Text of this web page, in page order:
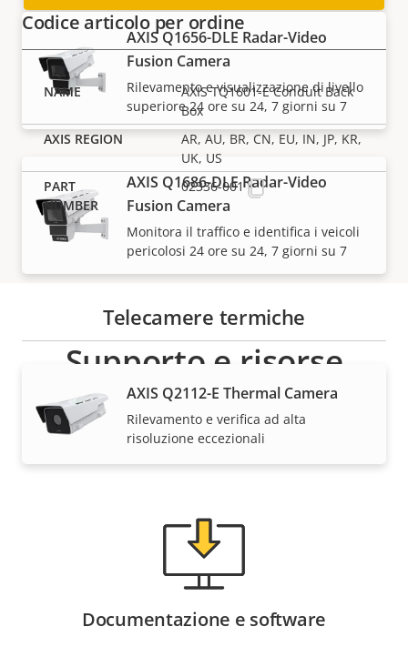
AXIS Q1656-DLE Radar-Video
Fusion Camera
Rilevamento e visualizzazione di livello
superiore 24 ore su 24, 7 giorni su 7
AXIS Q1686-DLE Radar-Video
Fusion Camera
Monitora il traffico e identifica i veicoli
pericolosi 24 ore su 24, 7 giorni su 7
Telecamere termiche
AXIS Q2112-E Thermal Camera
Rilevamento e verifica ad alta
risoluzione eccezionali
Codice articolo per ordine
AXIS TQ1601-E Conduit Back
Box
AR, AU, BR, CN, EU, IN, JP, KR,
UK, US
02336-001
Supporto e risorse
Hai bisogno di informazioni sui dispositivi Axis, su
software o di aiuto da uno dei nostri esperti?
Documentazione e software